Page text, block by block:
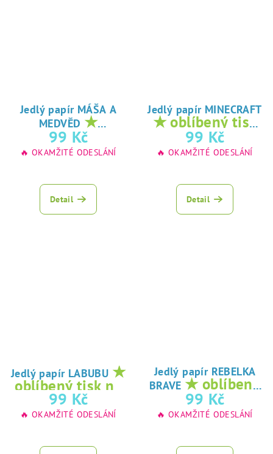
Jedlý papír MÁŠA A
MEDVĚD ★
oblíbený tisk na
jedlý papír
99 Kč
🔥 OKAMŽITÉ ODESLÁNÍ
Detail
Jedlý papír MINECRAFT
★ oblíbený tisk
na jedlý papír
99 Kč
🔥 OKAMŽITÉ ODESLÁNÍ
Detail
Jedlý papír LABUBU ★
oblíbený tisk na
jedlý papír
99 Kč
🔥 OKAMŽITÉ ODESLÁNÍ
Jedlý papír REBELKA
BRAVE ★ oblíbený
tisk na jedlý
papír
99 Kč
🔥 OKAMŽITÉ ODESLÁNÍ